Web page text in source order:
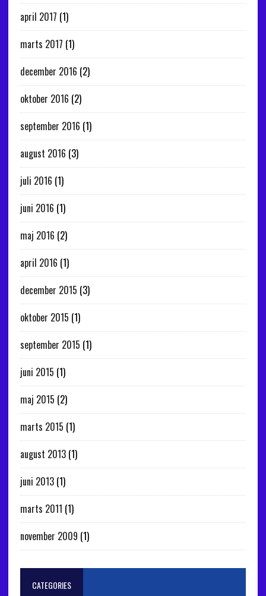
april 2017 (1)
marts 2017 (1)
december 2016 (2)
oktober 2016 (2)
september 2016 (1)
august 2016 (3)
juli 2016 (1)
juni 2016 (1)
maj 2016 (2)
april 2016 (1)
december 2015 (3)
oktober 2015 (1)
september 2015 (1)
juni 2015 (1)
maj 2015 (2)
marts 2015 (1)
august 2013(1)
juni 2013(1)
marts 2011 (1)
november 2009 (1)
CATEGORIES